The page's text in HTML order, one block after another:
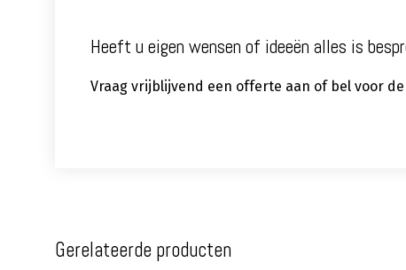
Heeft u eigen wensen of ideeën alles is
Vraag vrijblijvend een offerte aan of bel voor de
Gerelateerde producten